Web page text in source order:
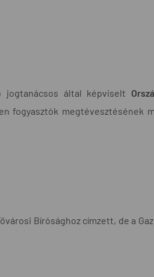
jogtanácsos által képviselt
fogyasztók megtévesztésének
Bírósághoz címzett, de a